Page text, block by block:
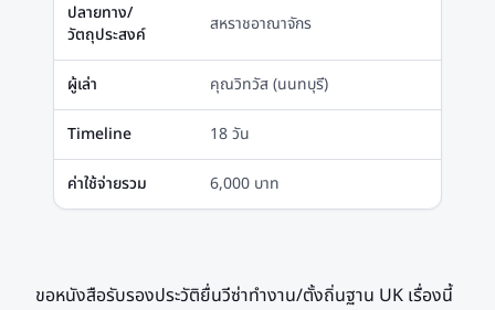
ปลายทาง/
วัตถุประสงค์
สหราชอาณาจักร
ผู้เล่า คุณวิทวัส (นนทบุรี)
Timeline 18 วัน
ค่าใช้จ่ายรวม 6,000 บาท
ขอหนังสือรับรองประวัติยื่นวีซ่าทำงาน/ตั้งถิ่นฐาน UK เรื่องนี้